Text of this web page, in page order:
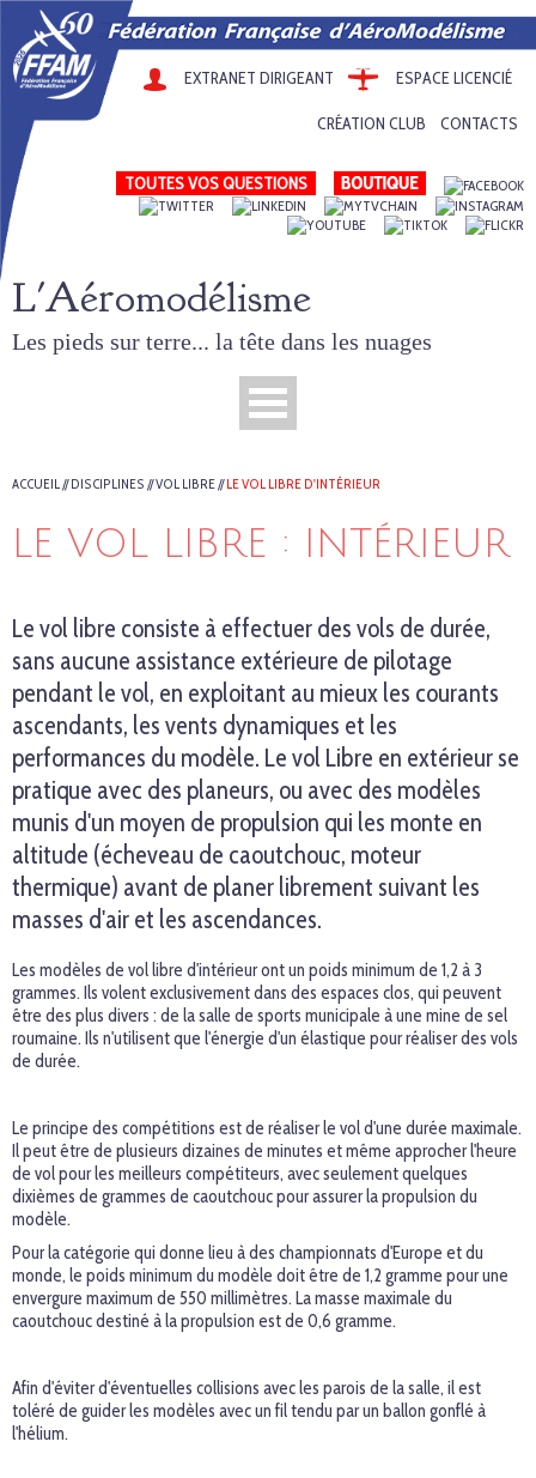
EXTRANET DIRIGEANT ESPACE LICENCIÉ
CRÉATION CLUB CONTACTS
TOUTES VOS QUESTIONS
L'Aéromodélisme
Les pieds sur terre... la tête dans les nuages
ACCUEIL//DISCIPLINES //VOL LIBRE//LE VOL LIBRE D'INTÉRIEUR
LE VOL LIBRE : INTÉRIEUR
Le vol libre consiste à effectuer des vols de durée,
sans aucune assistance extérieure de pilotage
pendant le vol, en exploitant au mieux les courants
ascendants, les vents dynamiques et les
performances du modèle. Le vol Libre en extérieur se
pratique avec des planeurs, ou avec des modèles
munis d'un moyen de propulsion qui les monte en
altitude (écheveau de caoutchouc, moteur
thermique) avant de planer librement suivant les
masses d'air et les ascendances.
Les modèles de vol libre d'intérieur ont un poids minimum de 1,2 à 3
grammes. Ils volent exclusivement dans des espaces clos, qui peuvent
être des plus divers : de la salle de sports municipale à une mine de sel
roumaine. Ils n'utilisent que l'énergie d'un élastique pour réaliser des vols
de durée.
Le principe des compétitions est de réaliser le vol d'une durée maximale.
Il peut être de plusieurs dizaines de minutes et même approcher l'heure
de vol pour les meilleurs compétiteurs, avec seulement quelques
dixièmes de grammes de caoutchouc pour assurer la propulsion du
modèle.
Pour la catégorie qui donne lieu à des championnats d'Europe et du
monde, le poids minimum du modèle doit être de 1,2 gramme pour une
envergure maximum de 550 millimètres. La masse maximale du
caoutchouc destiné à la propulsion est de 0,6 gramme.
Afin d'éviter d'éventuelles collisions avec les parois de la salle, il est
toléré de guider les modèles avec un fil tendu par un ballon gonflé à
l'hélium.